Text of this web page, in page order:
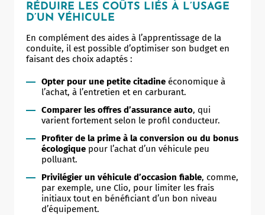
RÉDUIRE LES COÛTS LIÉS À L’USAGE
D’UN VÉHICULE
En complément des aides à l’apprentissage de la
conduite, il est possible d’optimiser son budget en
faisant des choix adaptés :
Opter pour une petite citadine économique à
l’achat, à l’entretien et en carburant.
Comparer les offres d’assurance auto, qui
varient fortement selon le profil conducteur.
Profiter de la prime à la conversion ou du bonus
écologique pour l’achat d’un véhicule peu
polluant.
Privilégier un véhicule d’occasion fiable, comme,
par exemple, une Clio, pour limiter les frais
initiaux tout en bénéficiant d’un bon niveau
d’équipement.